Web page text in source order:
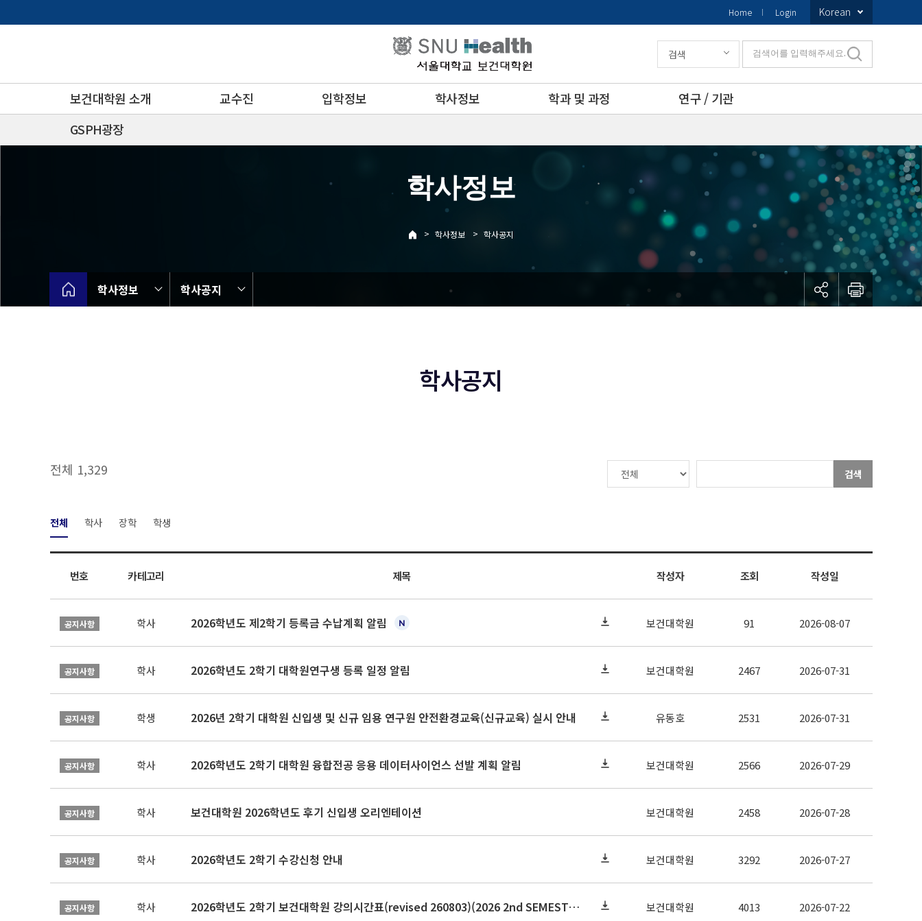
로
Home Login Korean
보건대학원 소개 교수진 입학정보 학사정보 학과 및 과정
연구 / 기관
GSPH광장
검색 검색어를 입력해주세요.
학사정보
> 학사정보 > 학사공지
학사정보 학사공지
학사공지
전체 1,329 검색
전체 학사 장학 학생
번호 카테고리 제목 작성자 조회 작성일
공지사항 학사 2026학년도 제2학기 등록금 수납계획 알림 보건대학원 91 2026-08-07
공지사항 학사 2026학년도 2학기 대학원연구생 등록 일정 알림 보건대학원 2467 2026-07-31
공지사항 학생 2026년 2학기 대학원 신입생 및 신규 임용 연구원 안전환경교육(신규교육) 실시 안내 유동호 2531 2026-07-31
공지사항 학사 2026학년도 2학기 대학원 융합전공 응용 데이터사이언스 선발 계획 알림 보건대학원 2566 2026-07-29
공지사항 학사 보건대학원 2026학년도 후기 신입생 오리엔테이션 보건대학원 2458 2026-07-28
공지사항 학사 2026학년도 2학기 수강신청 안내 보건대학원 3292 2026-07-27
공지사항 학사 2026학년도 2학기 보건대학원 강의시간표(revised 260803)(2026 2nd SEMESTER SNU GSPH TIMETABLE) 보건대학원 4013 2026-07-22